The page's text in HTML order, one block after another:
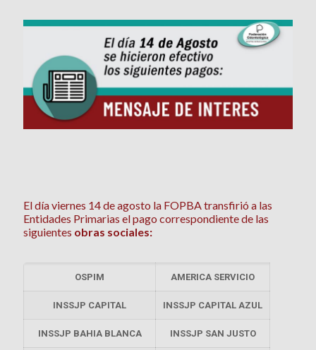
El día viernes 14 de agosto la FOPBA transfirió a las
Entidades Primarias el pago correspondiente de las
siguientes obras sociales:
OSPIM AMERICA SERVICIO
INSSJP CAPITAL INSSJP CAPITAL AZUL
INSSJP BAHIA BLANCA INSSJP SAN JUSTO